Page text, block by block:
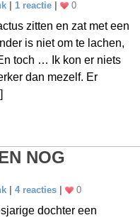
| 1 reactie | 0
zitten en zat met een
is niet om te lachen,
toch … Ik kon er niets
dan mezelf. Er
NOG
4 reacties 0
dochter een